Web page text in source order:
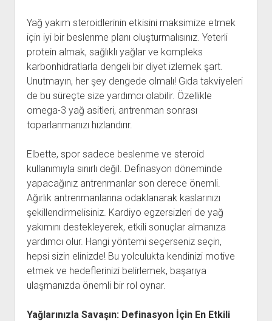
Yağ yakım steroidlerinin etkisini maksimize etmek
için iyi bir beslenme planı oluşturmalısınız. Yeterli
protein almak, sağlıklı yağlar ve kompleks
karbonhidratlarla dengeli bir diyet izlemek şart.
Unutmayın, her şey dengede olmalı! Gıda takviyeleri
de bu süreçte size yardımcı olabilir. Özellikle
omega-3 yağ asitleri, antrenman sonrası
toparlanmanızı hızlandırır.
Elbette, spor sadece beslenme ve steroid
kullanımıyla sınırlı değil. Definasyon döneminde
yapacağınız antrenmanlar son derece önemli.
Ağırlık antrenmanlarına odaklanarak kaslarınızı
şekillendirmelisiniz. Kardiyo egzersizleri de yağ
yakımını destekleyerek, etkili sonuçlar almanıza
yardımcı olur. Hangi yöntemi seçerseniz seçin,
hepsi sizin elinizde! Bu yolculukta kendinizi motive
etmek ve hedeflerinizi belirlemek, başarıya
ulaşmanızda önemli bir rol oynar.
Yağlarınızla Savaşın: Definasyon İçin En Etkili